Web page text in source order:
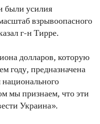
были усилия
взрывоопасного
г-н Тирре.
долларов, которую
году, предназначена
мы признаем, что эти
Украина».